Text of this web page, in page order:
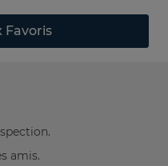
Favoris
amis.